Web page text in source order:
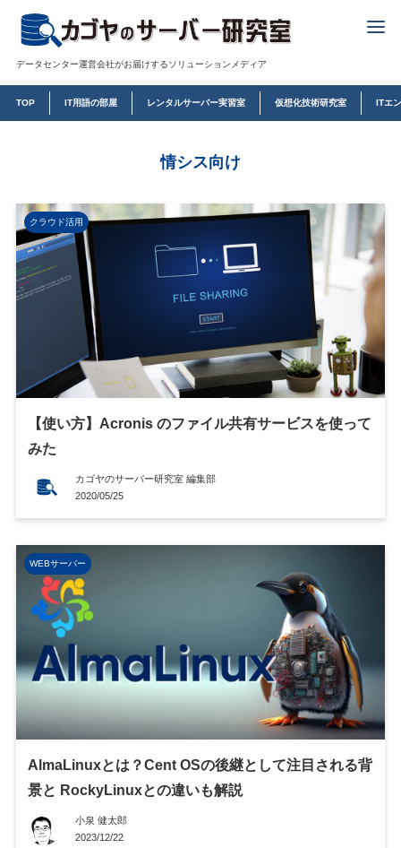
データセンター運営会社がお届けするソリューションメディア
TOP IT用語の部屋 レンタルサーバー実習室 仮想化技術研究室 ITエ
情シス向け
クラウド活用
【使い方】Acronis のファイル共有サービスを使って
みた
カゴヤのサーバー研究室 編集部
2020/05/25
WEBサーバー
AlmaLinuxとは？Cent OSの後継として注目される背
景と RockyLinuxとの違いも解説
小泉 健太郎
2023/12/22